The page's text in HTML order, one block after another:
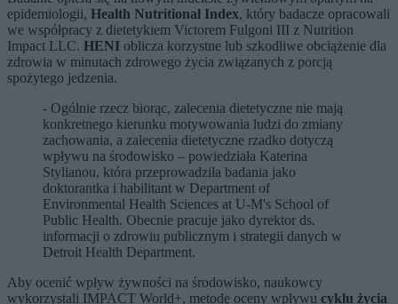
epidemiologii, Health Nutritional Index, który badacze opracowali
we współpracy z dietetykiem Victorem Fulgoni III z Nutrition
Impact LLC. HENI oblicza korzystne lub szkodliwe obciążenie dla
zdrowia w minutach zdrowego życia związanych z porcją
spożytego jedzenia.
- Ogólnie rzecz biorąc, zalecenia dietetyczne nie mają
konkretnego kierunku motywowania ludzi do zmiany
zachowania, a zalecenia dietetyczne rzadko dotyczą
wpływu na środowisko – powiedziała Katerina
Stylianou, która przeprowadziła badania jako
doktorantka i habilitant w Department of
Environmental Health Sciences at U-M's School of
Public Health. Obecnie pracuje jako dyrektor ds.
informacji o zdrowiu publicznym i strategii danych w
Detroit Health Department.
Aby ocenić wpływ żywności na środowisko, naukowcy
wykorzystali IMPACT World+, metodę oceny wpływu cyklu życia